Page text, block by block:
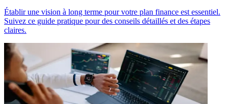
Établir une vision à long terme pour votre plan finance est essentiel.
Suivez ce guide pratique pour des conseils détaillés et des étapes
claires.